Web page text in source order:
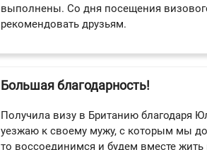
выполнены. Со дня посещения
рекомендовать друзьям.
Большая благодарность!
Получила визу в Британию благодаря
уезжаю к своему мужу, с которым мы
то воссоединимся и будем вместе